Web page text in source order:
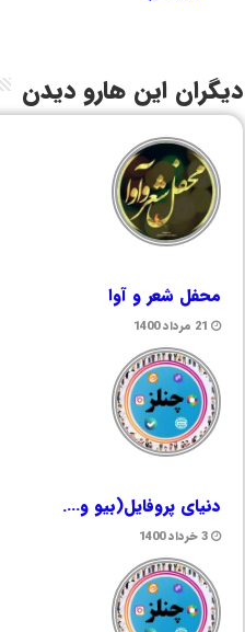
دیگران این هارو دیدن
محفل شعر و آوا
21 مرداد 1400
دنیای پروفایل(بیو و….
3 خرداد 1400